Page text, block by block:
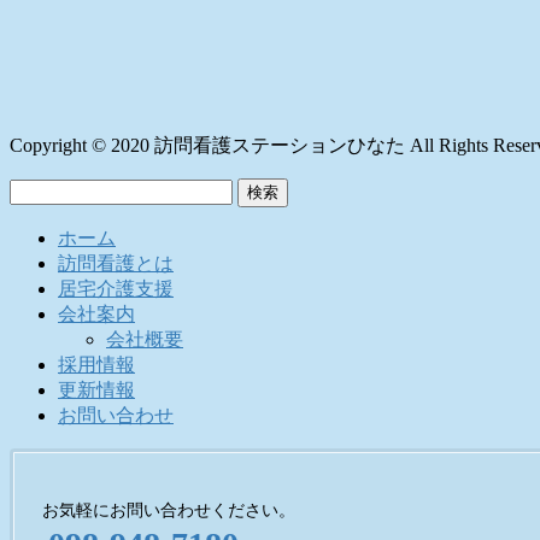
Copyright © 2020 訪問看護ステーションひなた All Rights
ホーム
訪問看護とは
居宅介護支援
会社案内
会社概要
採用情報
更新情報
お問い合わせ
お気軽にお問い合わせください。